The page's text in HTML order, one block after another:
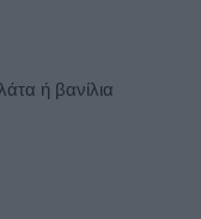
ή βανίλια